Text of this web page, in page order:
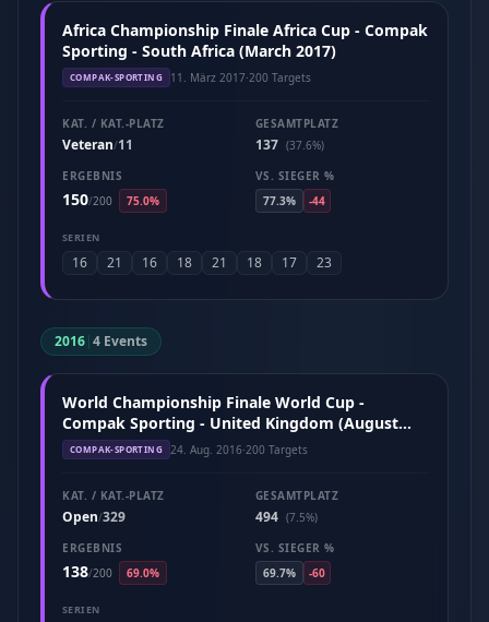
Africa Championship Finale Africa Cup - Compak
Sporting - South Africa (March 2017)
COMPAK-SPORTING 11. März 2017·200 Targets
KAT. / KAT.-PLATZ
Veteran/11
GESAMTPLATZ
137 (37.6%)
ERGEBNIS
150/200 75.0%
VS. SIEGER %
77.3%
-44
SERIEN
16 21 16 18 21 18 17 23
2016|4 Events
World Championship Finale World Cup -
Compak Sporting - United Kingdom (August
2016)
COMPAK-SPORTING 24. Aug. 2016·200 Targets
KAT. / KAT.-PLATZ
Open/329
GESAMTPLATZ
494 (7.5%)
ERGEBNIS
138/200 69.0%
VS. SIEGER %
69.7%
-60
SERIEN